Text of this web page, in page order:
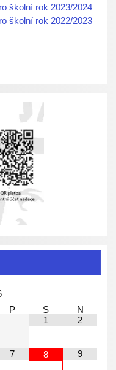
školní rok 2023/2024
školní rok 2022/2023
P S
N
1
2
7 8 9